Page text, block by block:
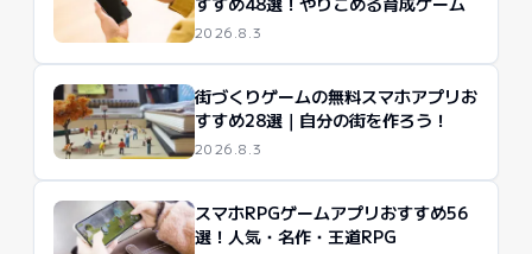
2026.8.3
街づくりゲームの無料スマホアプリお
すすめ28選｜自分の街を作ろう！
2026.8.3
スマホRPGゲームアプリおすすめ56
選！人気・名作・王道RPG